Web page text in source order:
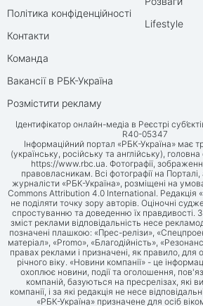
Політика конфіденційності
Контакти
Команда
Вакансії в РБК-Україна
Розмістити рекламу
Lifestyle
Ідентифікатор онлайн-медіа в Реєстрі
R40-05347
Інформаційний портал «РБК-Україна» має
(українську, російську та англійську),
https://www.rbc.ua. Фотографії,
правовласникам. Всі фотографії на
журналісти «РБК-Україна», розміщені на
Commons Attribution 4.0 International. Редакція
не поділяти точку зору авторів. Оціночні
спростуванню та доведенню їх правдивості.
зміст реклами відповідальність несе
позначені плашкою: «Прес-релізи»,
матеріал», «Promo», «Благодійність»,
правах реклами і призначені, як правило, для
річного віку. «Новини компанії» - це
охоплює новини, події та оголошення,
компаній, базуються на пресрелізах, які
компанії, і за які редакція не несе
«РБК-Україна» призначене для осіб